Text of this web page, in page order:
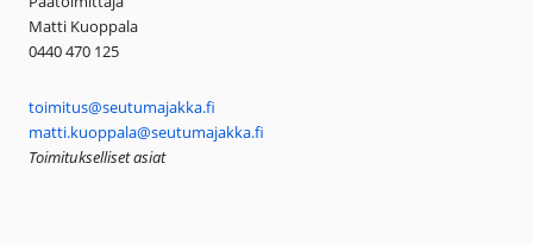
Matti Kuoppala
0440 470 125
toimitus@seutumajakka.fi
matti.kuoppala@seutumajakka.fi
Toimitukselliset asiat